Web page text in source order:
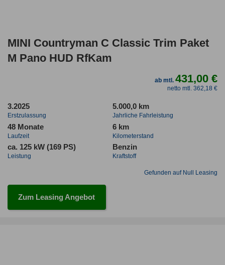
MINI Countryman C Classic Trim Paket
M Pano HUD RfKam
ab mtl.431,00 €
netto mtl. 362,18 €
3.2025
Erstzulassung
5.000,0 km
Jahrliche Fahrleistung
48 Monate
Laufzeit
6 km
Kilometerstand
ca. 125 kW (169 PS)
Leistung
Benzin
Kraftstoff
Gefunden auf Null Leasing
Zum Leasing Angebot